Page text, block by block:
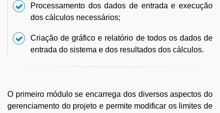
Processamento dos dados de entrada e execução
dos cálculos necessários;
Criação de gráfico e relatório de todos os dados de
entrada do sistema e dos resultados dos cálculos.
O primeiro módulo se encarrega dos diversos aspectos do
gerenciamento do projeto e permite modificar os limites de